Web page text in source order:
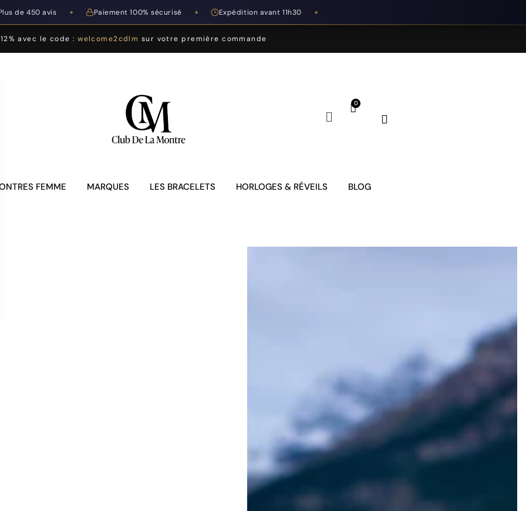
de 450 avis ◆ Paiement 100% sécurisé ◆ Expédition avant 11h30 ◆
avec le code :welcome2cdlm sur votre première commande
FEMME MARQUES LES BRACELETS HORLOGES & RÉVEILS BLOG